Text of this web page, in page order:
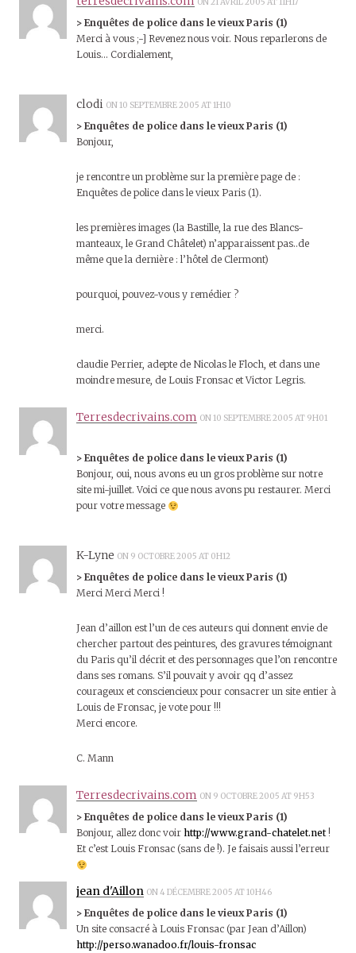
ON 21 AVRIL 2005 AT 11H17
> Enquêtes de police dans le vieux Paris (1)
Merci à vous ;-] Revenez nous voir. Nous reparlerons de
Louis… Cordialement,
clodi ON 10 SEPTEMBRE 2005 AT 1H10
> Enquêtes de police dans le vieux Paris (1)
Bonjour,
je rencontre un problème sur la première page de :
Enquêtes de police dans le vieux Paris (1).
les premières images (la Bastille, la rue des Blancs-
manteaux, le Grand Châtelet) n’apparaissent pas..de
même que la dernière : l’hôtel de Clermont)
pourquoi, pouvez-vous y remédier ?
merci.
claudie Perrier, adepte de Nicolas le Floch, et dans une
moindre mesure, de Louis Fronsac et Victor Legris.
Terresdecrivains.com ON 10 SEPTEMBRE 2005 AT 9H01
> Enquêtes de police dans le vieux Paris (1)
Bonjour, oui, nous avons eu un gros problème sur notre
site mi-juillet. Voici ce que nous avons pu restaurer. Merci
pour votre message
K-Lyne ON 9 OCTOBRE 2005 AT 0H12
> Enquêtes de police dans le vieux Paris (1)
Merci Merci Merci !
Jean d’aillon est l’un de ces auteurs qui donnent envie de
chercher partout des peintures, des gravures témoignant
du Paris qu’il décrit et des personnages que l’on rencontre
dans ses romans. S’il pouvait y avoir qq d’assez
courageux et consciencieux pour consacrer un site entier à
Louis de Fronsac, je vote pour !!!
Merci encore.
C. Mann
Terresdecrivains.com ON 9 OCTOBRE 2005 AT 9H53
> Enquêtes de police dans le vieux Paris (1)
Bonjour, allez donc voir http://www.grand-chatelet.net!
Et c’est Louis Fronsac (sans de !). Je faisais aussi l’erreur
jean d'Aillon ON 4 DÉCEMBRE 2005 AT 10H46
> Enquêtes de police dans le vieux Paris (1)
Un site consacré à Louis Fronsac (par Jean d’Aillon)
http://perso.wanadoo.fr/louis-fronsac